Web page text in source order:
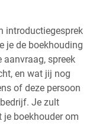
introductiegesprek
je de boekhouding
aanvraag, spreek
en wat jij nog
of deze persoon
Je zult
je boekhouder om